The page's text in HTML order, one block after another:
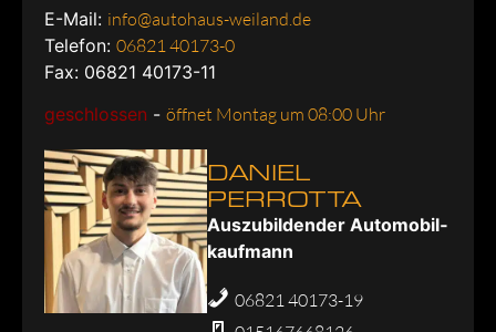
E-Mail: info@autohaus-weiland.de
Telefon: 06821 40173-0
Fax: 06821 40173-11
geschlossen - öffnet Montag um 08:00 Uhr
DANIEL
PERROTTA
Aus­zu­bil­den­der Au­to­mo­bil­
kauf­mann
06821 40173-19